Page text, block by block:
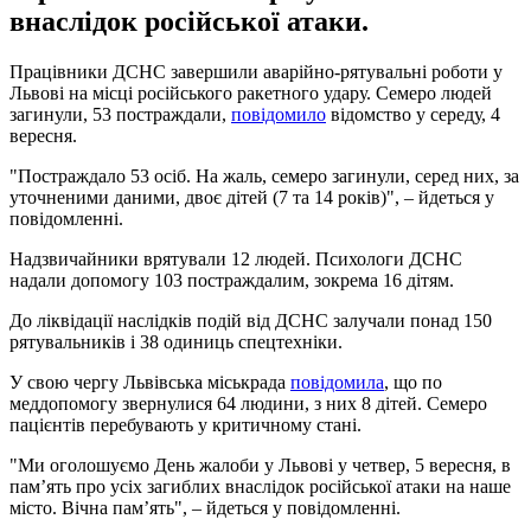
внаслідок російської атаки.
Працівники ДСНС завершили аварійно-рятувальні роботи у
Львові на місці російського ракетного удару. Семеро людей
загинули, 53 постраждали, повідомило відомство у середу, 4
вересня.
"Постраждало 53 осіб. На жаль, семеро загинули, серед них, за
уточненими даними, двоє дітей (7 та 14 років)", – йдеться у
повідомленні.
Надзвичайники врятували 12 людей. Психологи ДСНС
надали допомогу 103 постраждалим, зокрема 16 дітям.
До ліквідації наслідків подій від ДСНС залучали понад 150
рятувальників і 38 одиниць спецтехніки.
У свою чергу Львівська міськрада повідомила, що по
меддопомогу звернулися 64 людини, з них 8 дітей. Семеро
пацієнтів перебувають у критичному стані.
"Ми оголошуємо День жалоби у Львові у четвер, 5 вересня, в
пам’ять про усіх загиблих внаслідок російської атаки на наше
місто. Вічна пам’ять", – йдеться у повідомленні.